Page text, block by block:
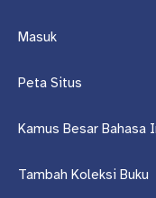
Masuk
Peta Situs
Kamus Besar Bahasa
Tambah Koleksi Buku